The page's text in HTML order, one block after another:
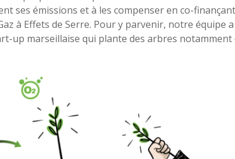
ses émissions et à les compenser en co-finançant
à Effets de Serre. Pour y parvenir, notre équipe
up marseillaise qui plante des arbres notamment